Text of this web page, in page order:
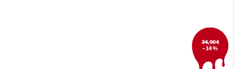
34,90 €
–14 %